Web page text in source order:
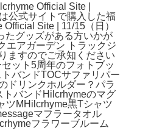
Official Site |
公式サイトで購入した福
Site | 11/15（日）
たグッズがある方いかが
エアガーデン トラックジ
ますのでご承知ください
ット5周年のフォトブッ
バンドTOCサファリパー
ドリンクホルダー？パラ
バンドHilcrhymeのマグ
ツMHilcrhyme黒Tシャツ
マフラータオル
フラワーブルーム